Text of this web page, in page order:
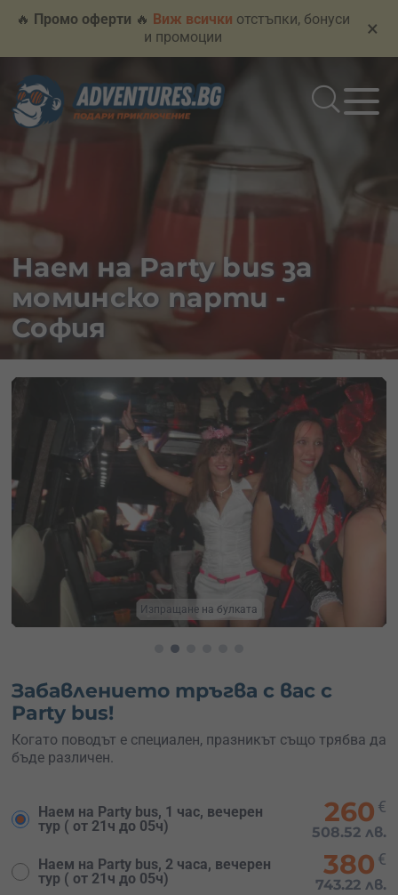
🔥 Промо оферти 🔥 Виж всички отстъпки, бонуси
и промоции
×
Наем на Party bus за
моминско парти -
София
Изпращане на булката
Забавлението тръгва с вас с
Party bus!
Когато поводът е специален, празникът също трябва да
бъде различен.
Наем на Party bus, 1 час, вечерен
тур ( от 21ч до 05ч)
260 €
508.52 лв.
Наем на Party bus, 2 часа, вечерен
тур ( от 21ч до 05ч)
380 €
743.22 лв.